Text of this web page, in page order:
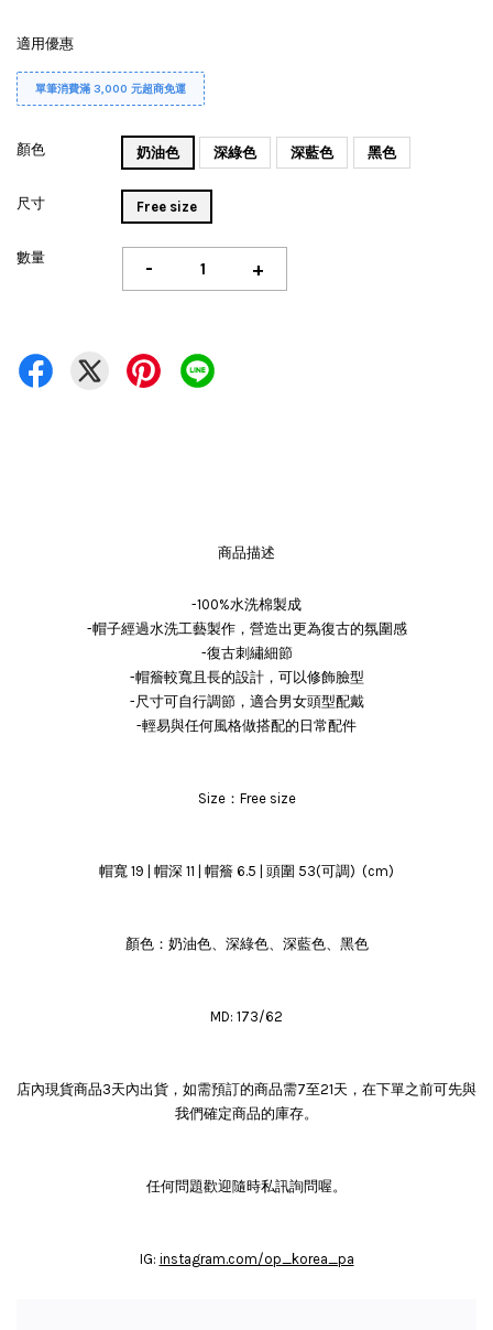
適用優惠
單筆消費滿 3,000 元超商免運
顏色 奶油色 深綠色 深藍色 黑色
尺寸 Free size
數量 - +
商品描述
-100%水洗棉製成
-帽子經過水洗工藝製作，營造出更為復古的氛圍感
-復古刺繡細節
-帽簷較寬且長的設計，可以修飾臉型
-尺寸可自行調節，適合男女頭型配戴
-輕易與任何風格做搭配的日常配件
Size：Free size
帽寬 19 | 帽深 11 | 帽簷 6.5 | 頭圍 53(可調) (cm)
顏色：奶油色、深綠色、深藍色、黑色
MD: 173/62
店內現貨商品3天內出貨，如需預訂的商品需7至21天，在下單之前可先與
我們確定商品的庫存。
任何問題歡迎隨時私訊詢問喔。
IG: instagram.com/op_korea_pa